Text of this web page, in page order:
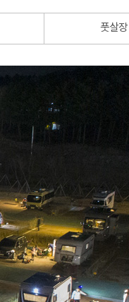
풋살장